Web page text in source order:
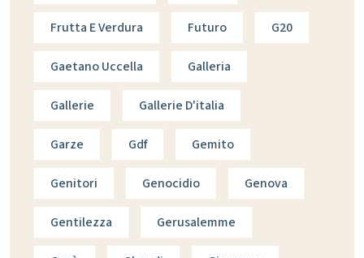
Frutta E Verdura Futuro G20
Gaetano Uccella Galleria
Gallerie Gallerie D'italia
Garze Gdf Gemito
Genitori Genocidio Genova
Gentilezza Gerusalemme